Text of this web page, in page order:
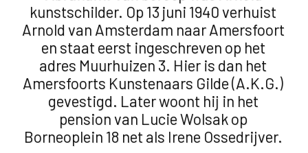
kunstschilder. Op 13 juni 1940 verhuist
Arnold van Amsterdam naar Amersfoort
en staat eerst ingeschreven op het
adres Muurhuizen 3. Hier is dan het
Amersfoorts Kunstenaars Gilde (A.K.G.)
gevestigd. Later woont hij in het
pension van Lucie Wolsak op
Borneoplein 18 net als Irene Ossedrijver.